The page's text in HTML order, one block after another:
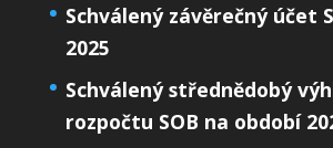
Schválený závěrečný účet
2025
Schválený střednědobý
rozpočtu SOB na období